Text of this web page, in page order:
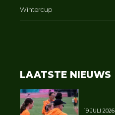
Wintercup
LAATSTE NIEUWS
19 JULI 2026